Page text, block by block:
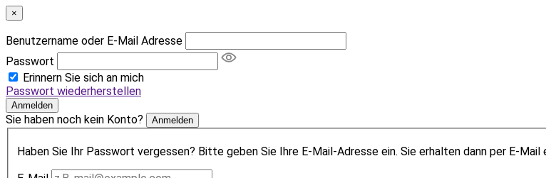
×
Benutzername oder E-Mail Adresse
Passwort
Erinnern Sie sich an mich
Passwort wiederherstellen
Anmelden
Sie haben noch kein Konto? Anmelden
Haben Sie Ihr Passwort vergessen? Bitte geben Sie Ihre E-Mail-Adresse ein. Sie erhalten dann per E-